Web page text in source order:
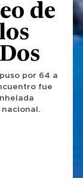
de
por 64 a
fue